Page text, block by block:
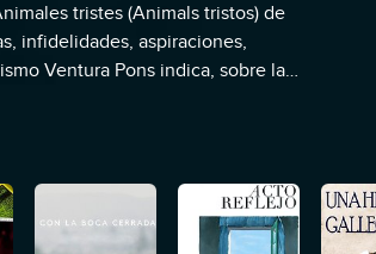
tristes (Animals tristos) de
infidelidades, aspiraciones,
Ventura Pons indica, sobre la